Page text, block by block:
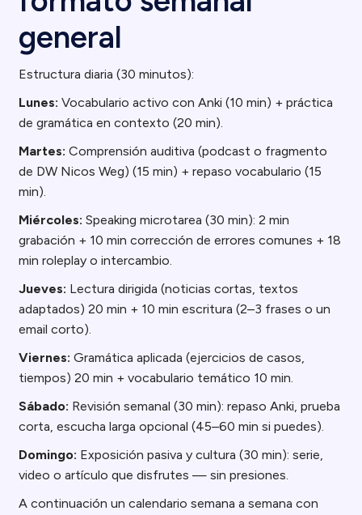
general
Estructura diaria (30 minutos):
Lunes: Vocabulario activo con Anki (10 min) + práctica
de gramática en contexto (20 min).
Martes: Comprensión auditiva (podcast o fragmento
de DW Nicos Weg) (15 min) + repaso vocabulario (15
min).
Miércoles: Speaking microtarea (30 min): 2 min
grabación + 10 min corrección de errores comunes + 18
min roleplay o intercambio.
Jueves: Lectura dirigida (noticias cortas, textos
adaptados) 20 min + 10 min escritura (2–3 frases o un
email corto).
Viernes: Gramática aplicada (ejercicios de casos,
tiempos) 20 min + vocabulario temático 10 min.
Sábado: Revisión semanal (30 min): repaso Anki, prueba
corta, escucha larga opcional (45–60 min si puedes).
Domingo: Exposición pasiva y cultura (30 min): serie,
video o artículo que disfrutes — sin presiones.
A continuación un calendario semana a semana con